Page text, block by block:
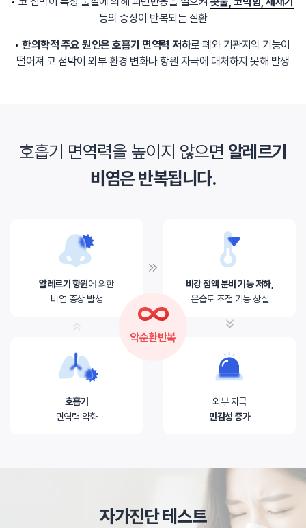
등의 증상이 반복되는 질환
한의학적 주요 원인은 호흡기 면역력 저하로 폐와 기관지의 기능이
떨어져 코 점막이 외부 환경 변화나 항원 자극에 대처하지 못해 발생
호흡기 면역력을 높이지 않으면 알레르기
비염은 반복됩니다.
알레르기 항원에 의한
비염 증상 발생
비강 점액 분비 기능 저하,
온습도 조절 기능 상실
호흡기
면역력 약화
외부 자극
민감성 증가
악순환반복
자가진단 테스트